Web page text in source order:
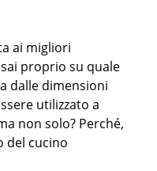
ai migliori
proprio su quale
dalle dimensioni
utilizzato a
non solo? Perché,
del cucino